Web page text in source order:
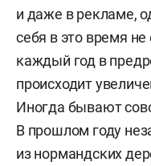
и даже в рекламе,
себя в это время
каждый год в
происходит
Иногда бывают
В прошлом году
из нормандских